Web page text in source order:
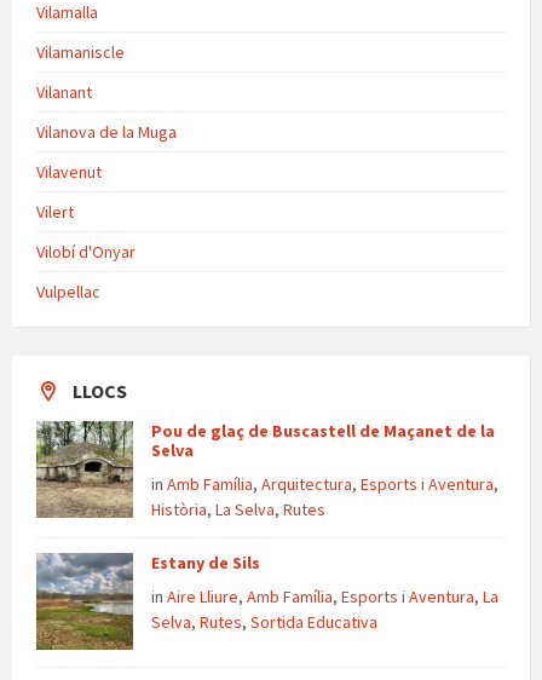
Vilamalla
Vilamaniscle
Vilanant
Vilanova de la Muga
Vilavenut
Vilert
Vilobí d'Onyar
Vulpellac
LLOCS
Pou de glaç de Buscastell de Maçanet de la
Selva
in Amb Família, Arquitectura, Esports i Aventura,
Història, La Selva, Rutes
Estany de Sils
in Aire Lliure, Amb Família, Esports i Aventura, La
Selva, Rutes, Sortida Educativa